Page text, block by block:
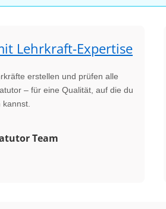
Lehrkraft-Expertise
erstellen und prüfen alle
– für eine Qualität, auf die du
Team